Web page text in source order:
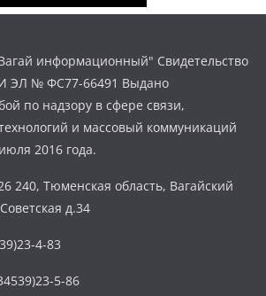
информационный" Свидетельство
ЭЛ № ФС77-66491 Выдано
по надзору в сфере связи,
и массовый коммуникаций
2016 года.
240, Тюменская область, Вагайский
д.34
4-83
5-86